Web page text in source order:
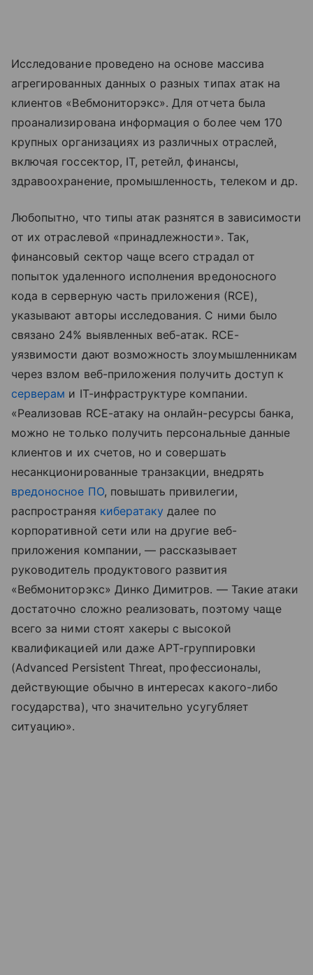
Исследование проведено на основе массива
агрегированных данных о разных типах атак на
клиентов «Вебмониторэкс». Для отчета была
проанализирована информация о более чем 170
крупных организациях из различных отраслей,
включая госсектор, IT, ретейл, финансы,
здравоохранение, промышленность, телеком и др.
Любопытно, что типы атак разнятся в зависимости
от их отраслевой «принадлежности». Так,
финансовый сектор чаще всего страдал от
попыток удаленного исполнения вредоносного
кода в серверную часть приложения (RCE),
указывают авторы исследования. С ними было
связано 24% выявленных веб-атак. RCE-
уязвимости дают возможность злоумышленникам
через взлом веб-приложения получить доступ к
серверам и IT-инфраструктуре компании.
«Реализовав RCE-атаку на онлайн-ресурсы банка,
можно не только получить персональные данные
клиентов и их счетов, но и совершать
несанкционированные транзакции, внедрять
вредоносное ПО, повышать привилегии,
распространяя кибератаку далее по
корпоративной сети или на другие веб-
приложения компании, — рассказывает
руководитель продуктового развития
«Вебмониторэкс» Динко Димитров. — Такие атаки
достаточно сложно реализовать, поэтому чаще
всего за ними стоят хакеры с высокой
квалификацией или даже APT-группировки
(Advanced Persistent Threat, профессионалы,
действующие обычно в интересах какого-либо
государства), что значительно усугубляет
ситуацию».